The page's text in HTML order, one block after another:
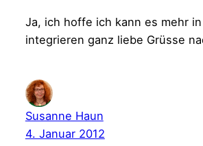
Ja, ich hoffe ich kann es mehr
integrieren ganz liebe Grüsse
Susanne Haun
4. Januar 2012